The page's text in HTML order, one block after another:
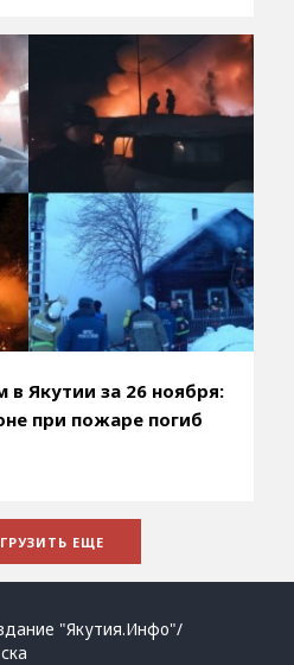
Якутии за 26 ноября:
при пожаре погиб
ЕЩЕ
"Якутия.Инфо"/